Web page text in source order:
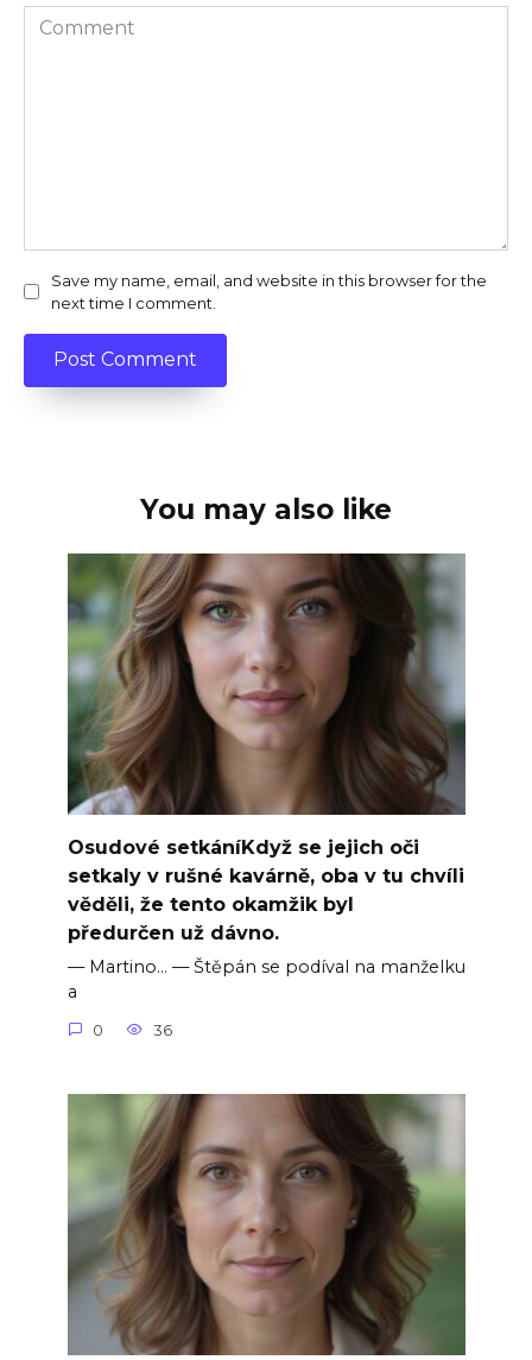
Comment
Save my name, email, and website in this browser for the
next time I comment.
You may also like
Osudové setkáníKdyž se jejich oči
setkaly v rušné kavárně, oba v tu chvíli
věděli, že tento okamžik byl
předurčen už dávno.
— Martino… — Štěpán se podíval na manželku
a
0 36